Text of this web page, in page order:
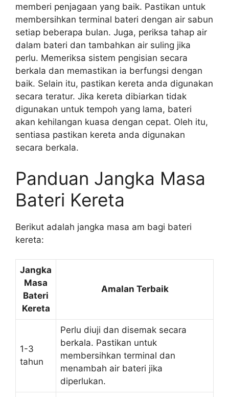
memberi penjagaan yang baik. Pastikan untuk
membersihkan terminal bateri dengan air sabun
setiap beberapa bulan. Juga, periksa tahap air
dalam bateri dan tambahkan air suling jika
perlu. Memeriksa sistem pengisian secara
berkala dan memastikan ia berfungsi dengan
baik. Selain itu, pastikan kereta anda digunakan
secara teratur. Jika kereta dibiarkan tidak
digunakan untuk tempoh yang lama, bateri
akan kehilangan kuasa dengan cepat. Oleh itu,
sentiasa pastikan kereta anda digunakan
secara berkala.
Panduan Jangka Masa
Bateri Kereta
Berikut adalah jangka masa am bagi bateri
kereta:
Jangka
Masa
Bateri
Kereta
Amalan Terbaik
1-3
tahun
Perlu diuji dan disemak secara
berkala. Pastikan untuk
membersihkan terminal dan
menambah air bateri jika
diperlukan.